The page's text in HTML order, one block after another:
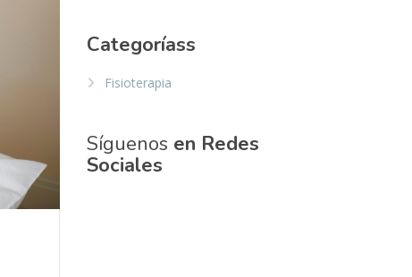
Categoríass
Fisioterapia
Síguenos en Redes
Sociales